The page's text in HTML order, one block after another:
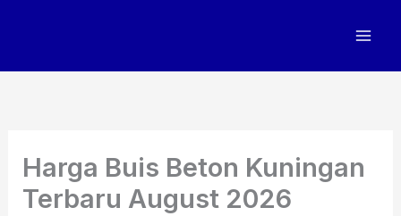
Harga Buis Beton Kuningan
Terbaru August 2026